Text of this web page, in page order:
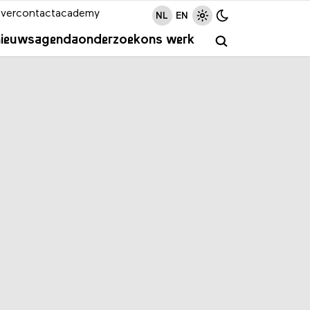
agendaonderzoekons werk
contactacademy NL EN